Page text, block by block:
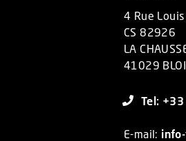
4 Rue
CS 82926
LA
41029
Tel:
E-mail: